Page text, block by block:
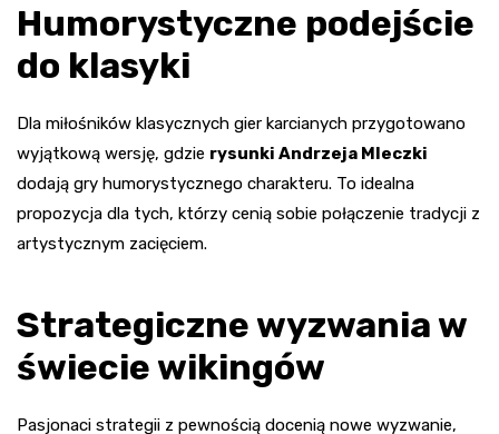
Humorystyczne podejście
do klasyki
Dla miłośników klasycznych gier karcianych przygotowano
wyjątkową wersję, gdzie rysunki Andrzeja Mleczki
dodają gry humorystycznego charakteru. To idealna
propozycja dla tych, którzy cenią sobie połączenie tradycji z
artystycznym zacięciem.
Strategiczne wyzwania w
świecie wikingów
Pasjonaci strategii z pewnością docenią nowe wyzwanie,